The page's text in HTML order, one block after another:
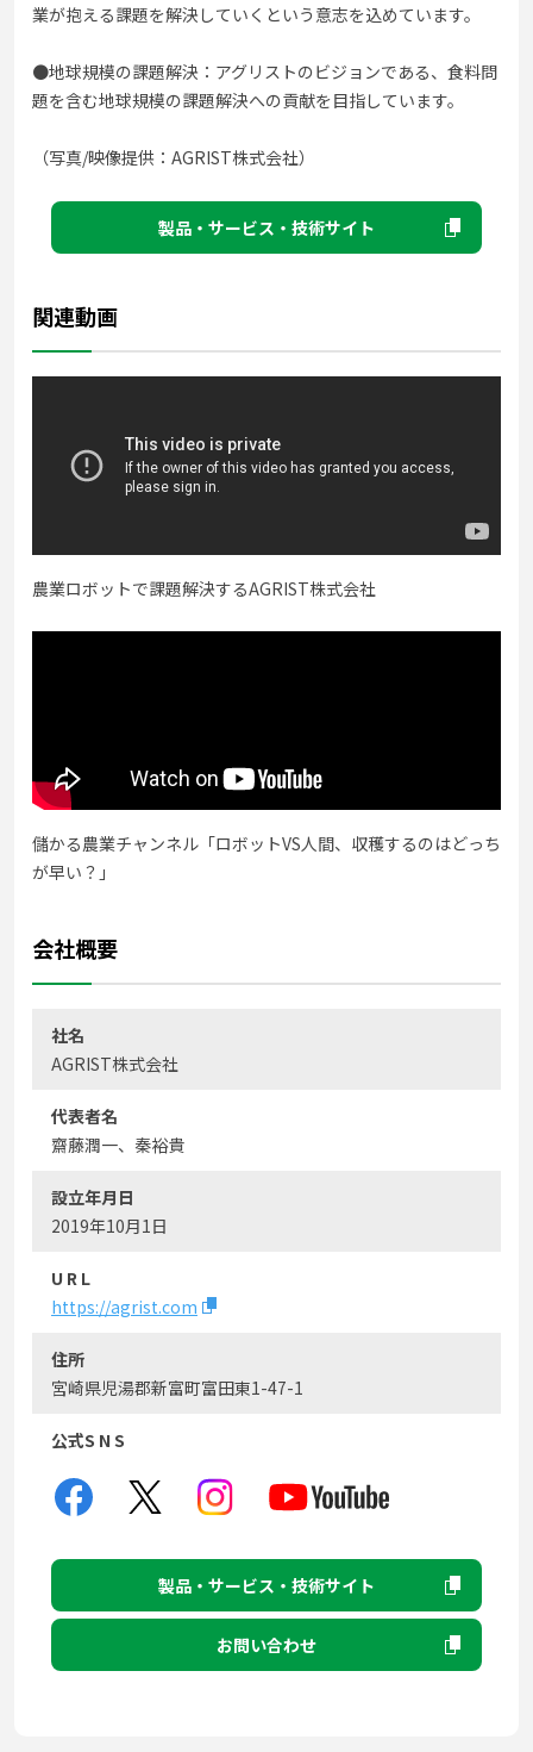
業が抱える課題を解決していくという意志を込めています。
●地球規模の課題解決：アグリストのビジョンである、食料問
題を含む地球規模の課題解決への貢献を目指しています。
（写真/映像提供：AGRIST株式会社）
製品・サービス・技術サイト
関連動画
農業ロボットで課題解決するAGRIST株式会社
儲かる農業チャンネル「ロボットVS人間、収穫するのはどっち
が早い？」
会社概要
社名
AGRIST株式会社
代表者名
齋藤潤一、秦裕貴
設立年月日
2019年10月1日
U R L
https://agrist.com
住所
宮崎県児湯郡新富町富田東1-47-1
公式S N S
製品・サービス・技術サイト
お問い合わせ